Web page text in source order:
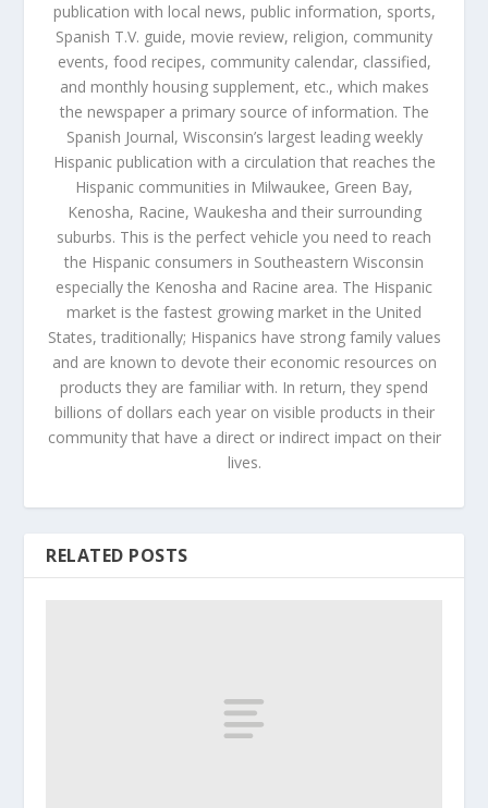
publication with local news, public information, sports,
Spanish T.V. guide, movie review, religion, community
events, food recipes, community calendar, classified,
and monthly housing supplement, etc., which makes
the newspaper a primary source of information. The
Spanish Journal, Wisconsin’s largest leading weekly
Hispanic publication with a circulation that reaches the
Hispanic communities in Milwaukee, Green Bay,
Kenosha, Racine, Waukesha and their surrounding
suburbs. This is the perfect vehicle you need to reach
the Hispanic consumers in Southeastern Wisconsin
especially the Kenosha and Racine area. The Hispanic
market is the fastest growing market in the United
States, traditionally; Hispanics have strong family values
and are known to devote their economic resources on
products they are familiar with. In return, they spend
billions of dollars each year on visible products in their
community that have a direct or indirect impact on their
lives.
RELATED POSTS